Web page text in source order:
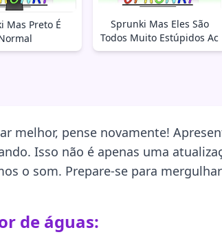
Mas Preto É
Sprunki Mas Eles São
Todos Muito Estúpidos Ac
melhor, pense novamente!
Isso não é apenas uma
o som. Prepare-se para
de águas: